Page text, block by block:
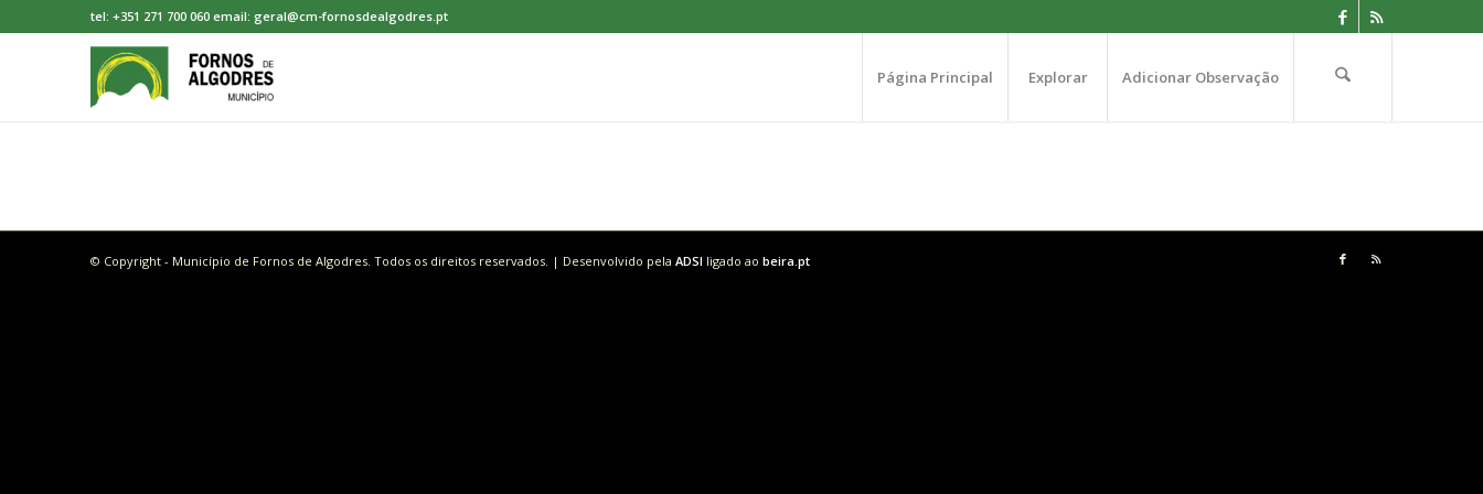
tel: +351 271 700 060 email: geral@cm-fornosdealgodres.pt
Página Principal Explorar Adicionar Observação
© Copyright - Município de Fornos de Algodres. Todos os direitos reservados. | Desenvolvido pela ADSI ligado ao beira.pt